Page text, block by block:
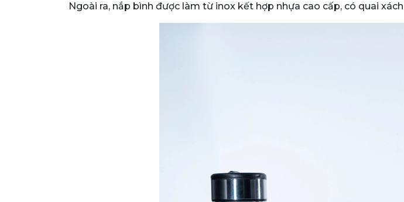
Ngoài ra, nắp bình được làm từ inox kết hợp nhựa cao cấp, có quai